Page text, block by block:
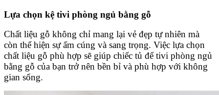
Lựa chọn kệ tivi phòng ngủ bằng gỗ
Chất liệu gỗ không chỉ mang lại vẻ đẹp tự nhiên mà
còn thể hiện sự ấm cúng và sang trọng. Việc lựa chọn
chất liệu gỗ phù hợp sẽ giúp chiếc tủ để tivi phòng ngủ
bằng gỗ của bạn trở nên bền bỉ và phù hợp với không
gian sống.